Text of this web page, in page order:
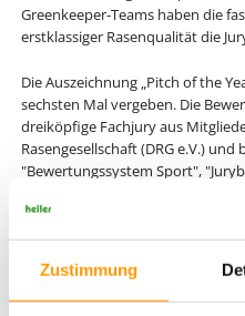
Zustimmung
Greenkeeper-Teams haben die
erstklassiger Rasenqualität die
Die Auszeichnung „Pitch of the
sechsten Mal vergeben. Die
dreiköpfige Fachjury aus
Rasengesellschaft (DRG e.V.)
"Bewertungssystem Sport",
Benotung" sowie der
„Bewertungssystem Sport“
Saison jeweils die Kapitäne
Urteil über den Zustand des
(schlecht) und 5 (exzellent) ab.
pro Spiel ergibt eine